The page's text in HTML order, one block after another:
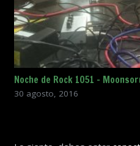
Noche de Rock 1051 –
30 agosto, 2016